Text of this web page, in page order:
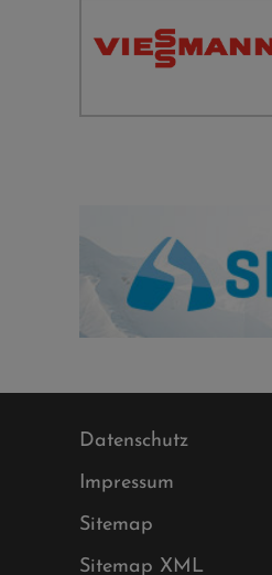
Datenschutz
Impressum
Sitemap
Sitemap XML